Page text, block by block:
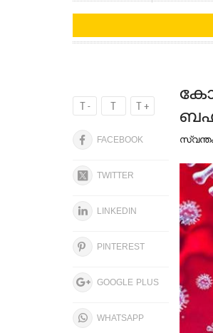
T - T T +
FACEBOOK
TWITTER
LINKEDIN
PINTEREST
GOOGLE PLUS
WHATSAPP